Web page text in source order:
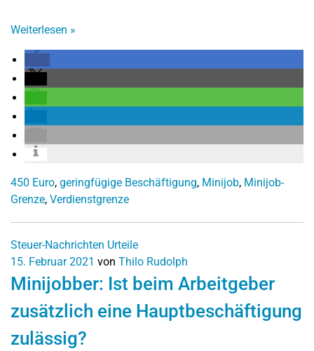
Weiterlesen »
450 Euro, geringfügige Beschäftigung, Minijob, Minijob-
Grenze, Verdienstgrenze
Steuer-Nachrichten Urteile
15. Februar 2021 von Thilo Rudolph
Minijobber: Ist beim Arbeitgeber
zusätzlich eine Hauptbeschäftigung
zulässig?